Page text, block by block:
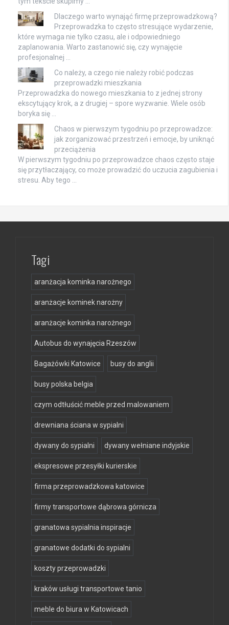
Dlaczego warto wynająć firmę przeprowadzkową?
Przeprowadzka to często stresujące wydarzenie,
które wymaga nie tylko czasu, ale i odpowiedniego
zaplanowania. Warto zastanowić się, czy wynajęcie
profesjonalnej …
Co należy, a czego nie należy robić podczas
przeprowadzki mieszkania
Przeprowadzka do nowego mieszkania to z jednej strony
ekscytujący krok, a z drugiej – spore wyzwanie. Wiele osób
boryka się …
Chaos w pierwszym tygodniu po przeprowadzce:
jak zorganizować przestrzeń i emocje, by uniknąć
przeciążenia
W pierwszym tygodniu po przeprowadzce chaos często staje
się przytłaczający, co może prowadzić do uczucia zagubienia i
stresu. Aby tego …
Tagi
aranżacja kominka narożnego
aranżacje kominek narożny
aranżacje kominka narożnego
Autobus do wynajęcia Rzeszów
Bagażówki Katowice busy do anglii
busy polska belgia
czym odtłuścić meble przed malowaniem
drewniana ściana w sypialni
dywany do sypialni dywany wełniane indyjskie
ekspresowe przesyłki kurierskie
firma przeprowadzkowa katowice
firmy transportowe dąbrowa górnicza
granatowa sypialnia inspiracje
granatowe dodatki do sypialni
koszty przeprowadzki
kraków usługi transportowe tanio
meble do biura w Katowicach